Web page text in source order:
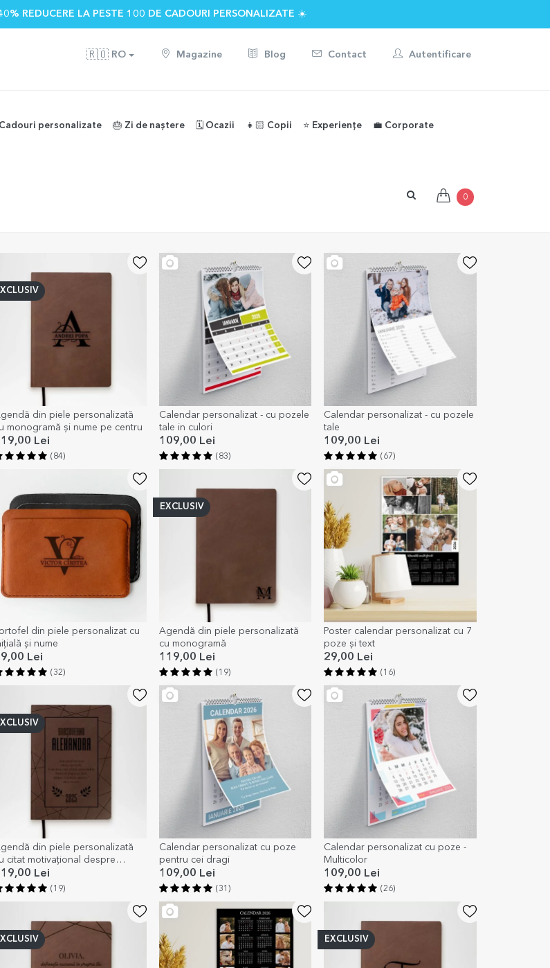
REDUCERE LA PESTE 100 DE CADOURI PERSONALIZATE ☀️
🇷🇴 RO Magazine Blog Contact Autentificare
personalizate 🎂 Zi de naștere 🗓️ Ocazii 👧🏻 Copii ⭐️ Experiențe 💼 Corporate
0
din piele personalizată
monogramă și nume pe centru
Lei
(84)
Calendar personalizat - cu pozele
tale in culori
109,00 Lei
(83)
Calendar personalizat - cu pozele
tale
109,00 Lei
(67)
din piele personalizat cu
și nume
Lei
(32)
EXCLUSIV
Agendă din piele personalizată
cu monogramă
119,00 Lei
(19)
Poster calendar personalizat cu 7
poze și text
29,00 Lei
(16)
din piele personalizată
citat motivațional despre
Lei
(19)
Calendar personalizat cu poze
pentru cei dragi
109,00 Lei
(31)
Calendar personalizat cu poze -
Multicolor
109,00 Lei
(26)
EXCLUSIV